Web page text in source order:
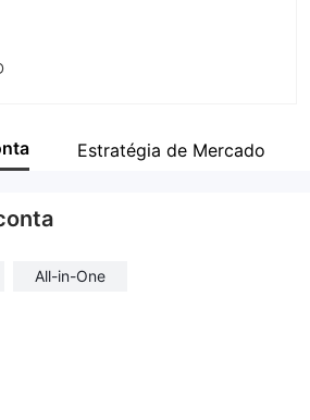
Estratégia de Mercado
All-in-One